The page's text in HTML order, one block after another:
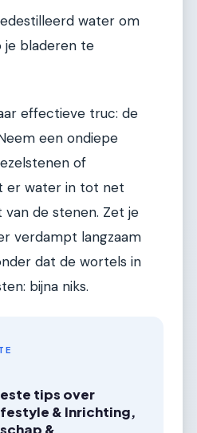
water om
je bladeren te
effectieve truc: de
een ondiepe
of
er water in tot net
de stenen. Zet je
verdampt langzaam
dat de wortels in
bijna niks.
tips over
& Inrichting,
&